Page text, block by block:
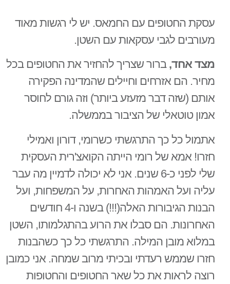
עסקת החטופים עם החמאס. יש לי רגשות מאוד
מעורבים לגבי עסקאות עם השטן.
מצד אחד,ברור שצריך להחזיר את החטופים בכל
מחיר. הם אזרחים וחיילים שהמדינה הפקירה
אותם (שזה דבר מזעזע ביותר) וזה גורם לחוסר
אמון טוטאלי של הציבור בממשלה.
אתמול כל כך התרגשתי כשרומי, דורון ואמילי
חזרו! אמא של רומי הייתה הקואצ'רית העסקית
שלי לפני כ-6 שנים. אני לא יכולה לדמיין מה עבר
עליה ועל האמהות האחרות, על המשפחות, ועל
הבנות הגיבורות האלה(!!!) בשנה ו-4 חודשים
האחרונות. הם סבלו את הרוע בהתגלמותו, השטן
במלוא מובן המילה. התרגשתי כל כך כשהבנות
חזרו שממש רעדתי ובכיתי מרוב שמחה. אני כמובן
רוצה לראות את כל שאר החטופים והחטופות